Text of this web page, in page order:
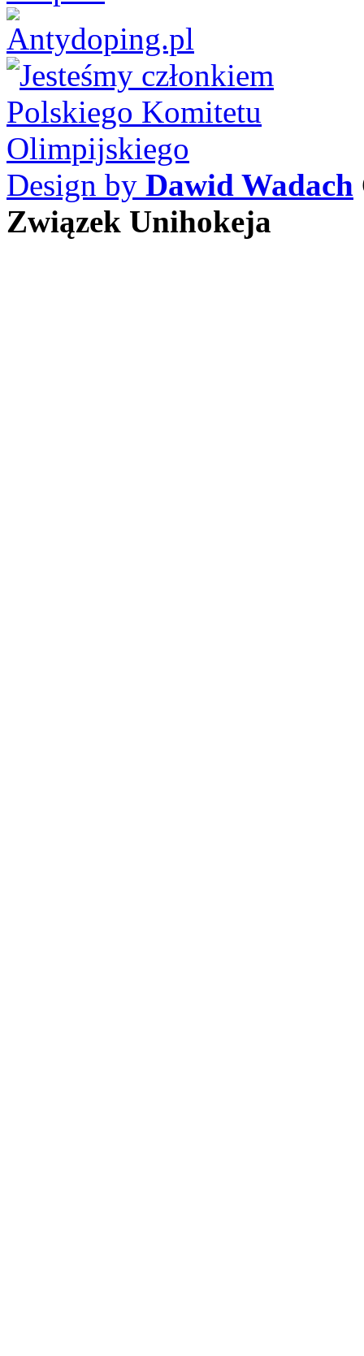
Design by Dawid Wadach
Związek Unihokeja